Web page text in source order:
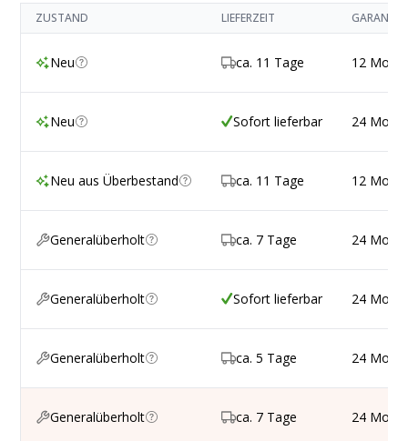
ZUSTAND LIEFERZEIT GARANTIE
Neu ca. 11 Tage 12
Neu Sofort lieferbar 24
Neu aus Überbestand ca. 11 Tage 12
Generalüberholt ca. 7 Tage 24
Generalüberholt Sofort lieferbar 24
Generalüberholt ca. 5 Tage 24
Generalüberholt ca. 7 Tage 24